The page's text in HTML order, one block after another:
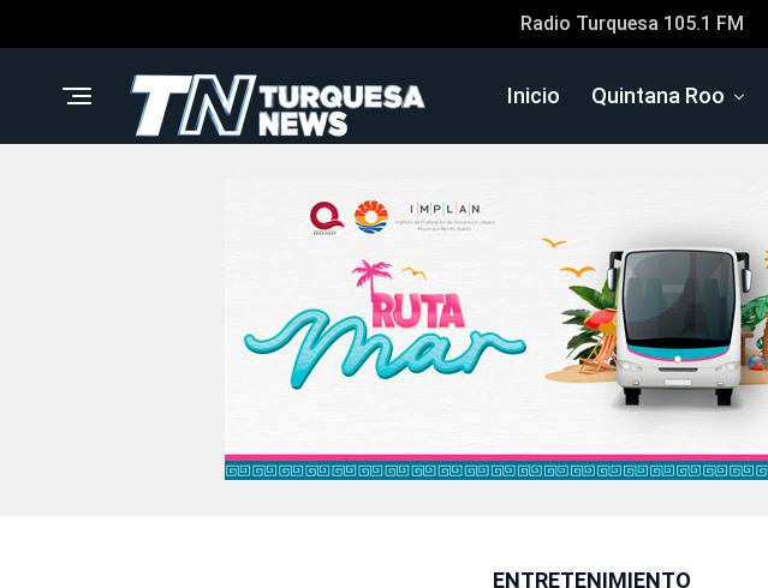
Radio Turquesa 105.1 FM
Inicio Quintana Roo
ENTRETENIMIENTO